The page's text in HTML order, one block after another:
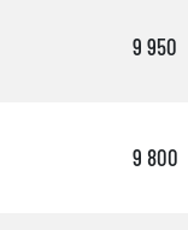
9 950
9 800